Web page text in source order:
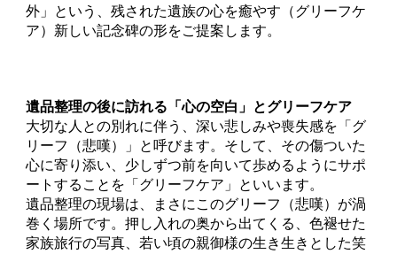
外」という、残された遺族の心を癒やす（グリーフケ
ア）新しい記念碑の形をご提案します。
遺品整理の後に訪れる「心の空白」とグリーフケア
大切な人との別れに伴う、深い悲しみや喪失感を「グ
リーフ（悲嘆）」と呼びます。そして、その傷ついた
心に寄り添い、少しずつ前を向いて歩めるようにサポ
ートすることを「グリーフケア」といいます。
遺品整理の現場は、まさにこのグリーフ（悲嘆）が渦
巻く場所です。押し入れの奥から出てくる、色褪せた
家族旅行の写真、若い頃の親御様の生き生きとした笑